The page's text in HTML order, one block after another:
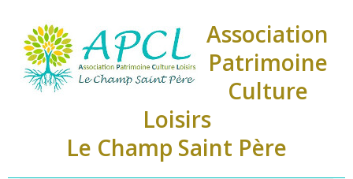
Association
Patrimoine
Culture
Loisirs
Le Champ Saint Père